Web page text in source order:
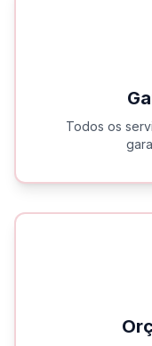
Todos os